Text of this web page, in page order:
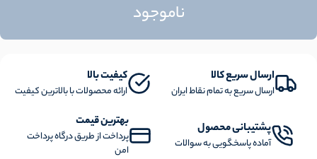
ناموجود
ارسال سریع کالا
ارسال سریع به تمام نقاط ایران
کیفیت بالا
ارائه محصولات با بالاترین کیفیت
پشتیبانی محصول
آماده پاسخگویی به سوالات
بهترین قیمت
پرداخت از طریق درگاه پرداخت
امن